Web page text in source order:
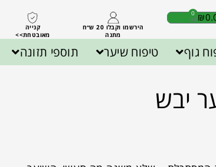
₪
0
הירשמו וקבלו 20 ש״ח
מתנה
קנייה
מאובטחת>>
גוף טיפוח שיער תוספי תזונה
יבש